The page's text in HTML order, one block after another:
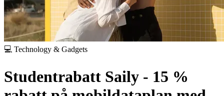
💻 Technology & Gadgets
Studentrabatt Saily - 15 %